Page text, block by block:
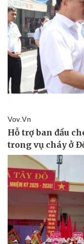
Doanh nghiệp
Thông tin doanh nghiệp
Doanh nghiệp 24h
Doanh nhân
Vì cộng đồng